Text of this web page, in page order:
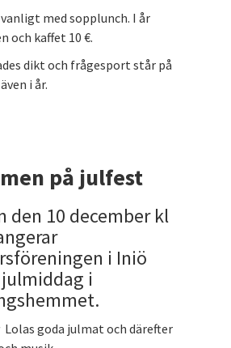
med sopplunch. I år
och kaffet 10 €.
dikt och frågesport står på
i år.
på julfest
den 10 december kl
i Iniö
i
Lolas goda julmat och därefter